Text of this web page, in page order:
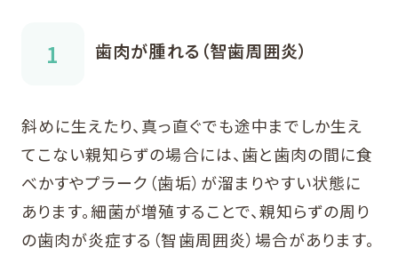
歯肉が腫れる（智歯周囲炎）
斜めに生えたり、真っ直ぐでも途中までしか生え
てこない親知らずの場合には、歯と歯肉の間に食
べかすやプラーク（歯垢）が溜まりやすい状態に
あります。細菌が増殖することで、親知らずの周り
の歯肉が炎症する（智歯周囲炎）場合があります。